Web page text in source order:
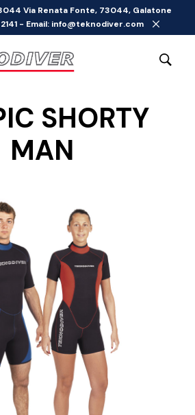
Via Renata Fonte, 73044, Galatone
- Email: info@teknodiver.com
SHORTY
MAN